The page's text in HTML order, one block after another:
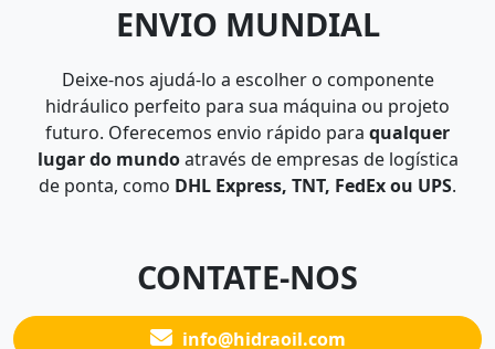
ENVIO MUNDIAL
Deixe-nos ajudá-lo a escolher o componente
hidráulico perfeito para sua máquina ou projeto
futuro. Oferecemos envio rápido para qualquer
lugar do mundoatravés de empresas de logística
de ponta, como DHL Express, TNT, FedEx ou UPS.
CONTATE-NOS
info@hidraoil.com